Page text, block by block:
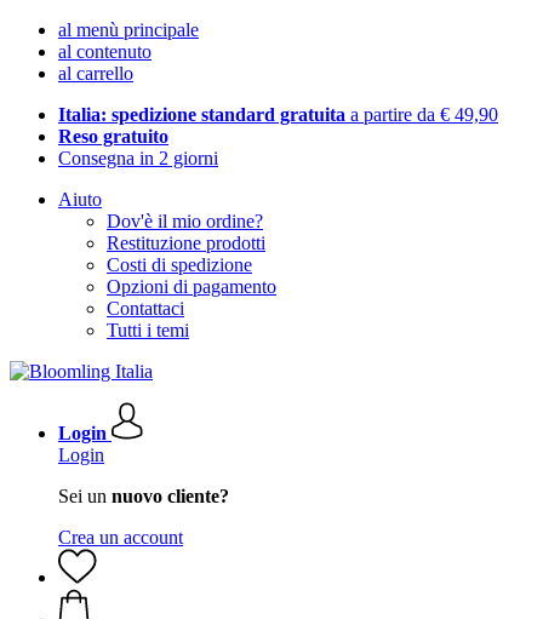
al menù principale
al contenuto
al carrello
Italia: spedizione standard gratuita a partire da € 49,90
Reso gratuito
Consegna in 2 giorni
Aiuto
Dov'è il mio ordine?
Restituzione prodotti
Costi di spedizione
Opzioni di pagamento
Contattaci
Tutti i temi
Login
Login
Sei un nuovo cliente?
Crea un account